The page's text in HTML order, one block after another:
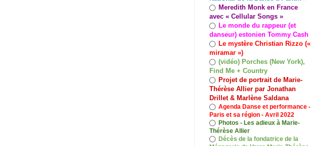
◯ Meredith Monk en France
avec « Cellular Songs »
◯ Le monde du rappeur (et
danseur) estonien Tommy Cash
◯ Le mystère Christian Rizzo («
miramar »)
◯ (vidéo) Porches (New York),
Find Me + Country
◯ Projet de portrait de Marie-
Thérèse Allier par Jonathan
Drillet & Marlène Saldana
◯ Agenda Danse et performance -
Paris et sa région - Avril 2022
◯ Photos - Les adieux à Marie-
Thérèse Allier
◯ Décès de la fondatrice de la